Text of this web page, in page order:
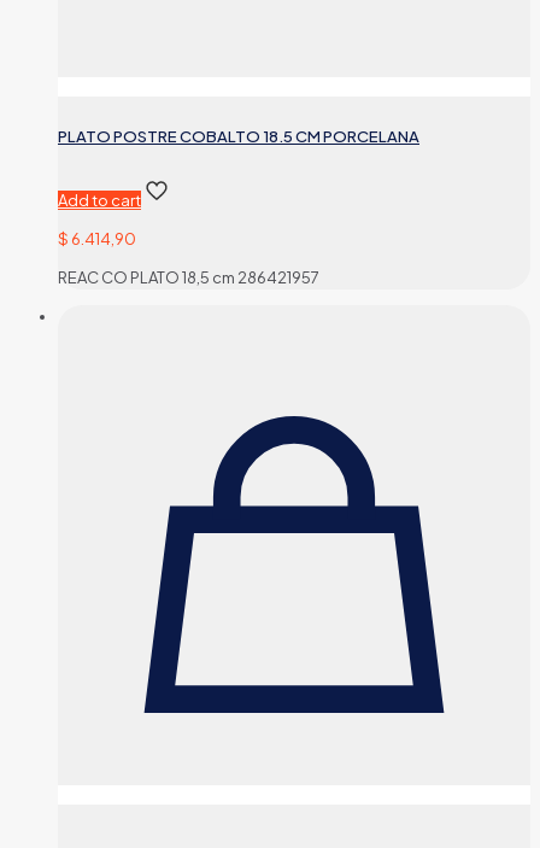
PLATO POSTRE COBALTO 18.5 CM PORCELANA
Add to cart
$ 6.414,90
REAC CO PLATO 18,5 cm 286421957